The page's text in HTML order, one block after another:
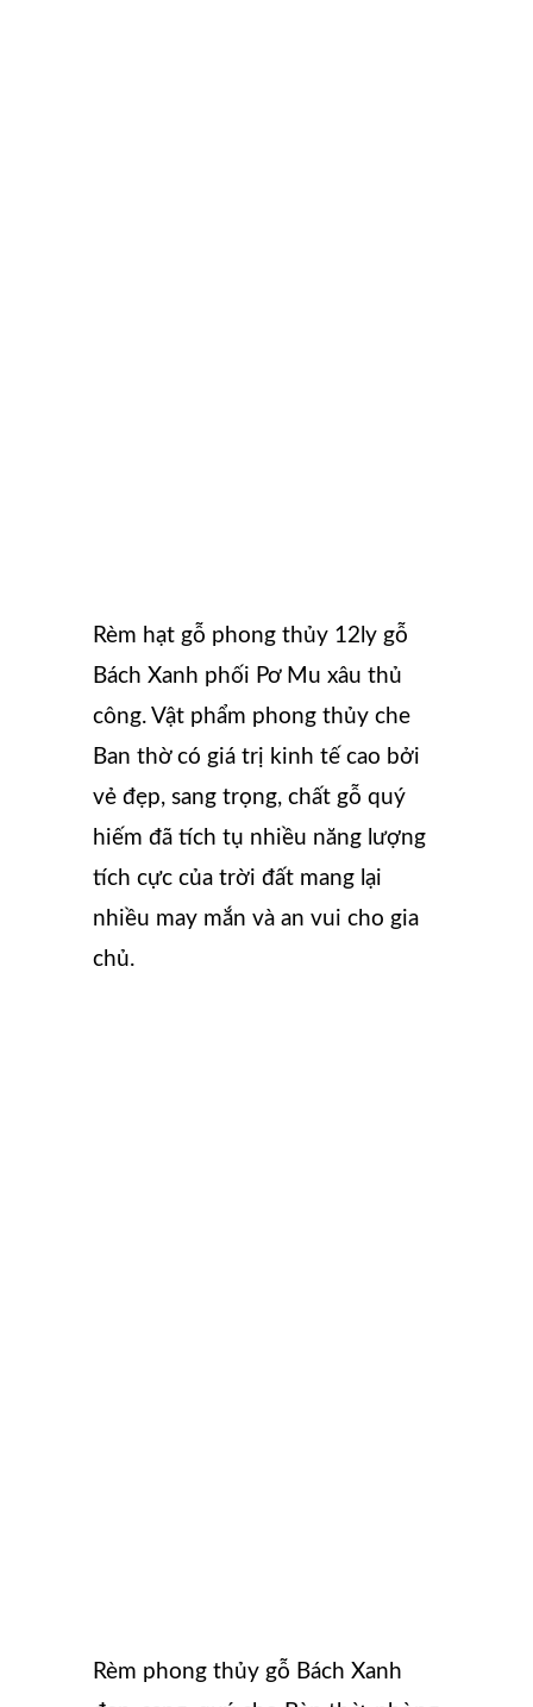
Rèm hạt gỗ phong thủy 12ly gỗ
Bách Xanh phối Pơ Mu xâu thủ
công. Vật phẩm phong thủy che
Ban thờ có giá trị kinh tế cao bởi
vẻ đẹp, sang trọng, chất gỗ quý
hiếm đã tích tụ nhiều năng lượng
tích cực của trời đất mang lại
nhiều may mắn và an vui cho gia
chủ.
Rèm phong thủy gỗ Bách Xanh